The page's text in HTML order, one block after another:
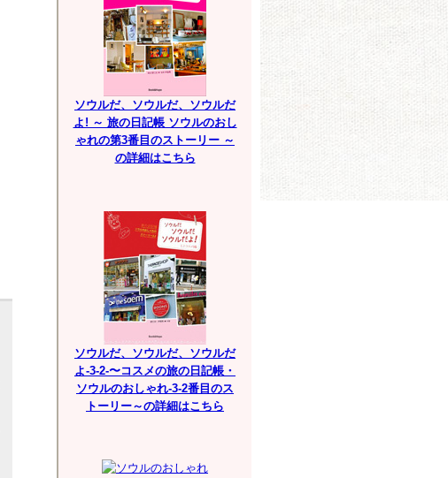
ソウルだ、ソウルだ、ソウルだ
よ! ～ 旅の日記帳 ソウルのおし
ゃれの第3番目のストーリー ～
の詳細はこちら
ソウルだ、ソウルだ、ソウルだ
よ-3-2-〜コスメの旅の日記帳・
ソウルのおしゃれ-3-2番目のス
トーリー～の詳細はこちら